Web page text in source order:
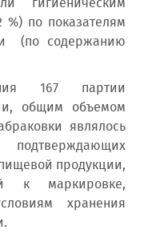
по показателям
(по содержанию
167 партии
общим объемом
являлось
подтверждающих
продукции,
к маркировке,
хранения